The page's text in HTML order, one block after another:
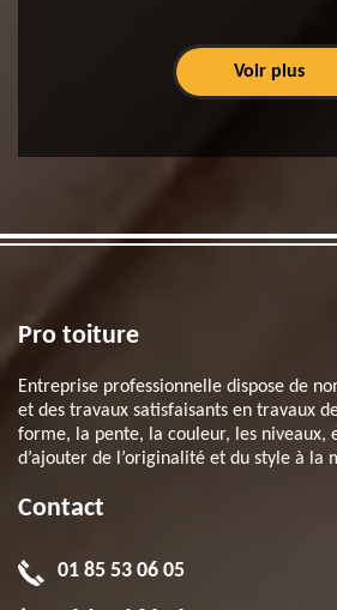
Voir plus
Pro toiture
Entreprise professionnelle dispose de
et des travaux satisfaisants en travaux
forme, la pente, la couleur, les niveaux,
d’ajouter de l’originalité et du style à la
Contact
01 85 53 06 05